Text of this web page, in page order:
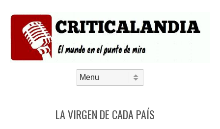
LA VIRGEN DE CADA PAÍS